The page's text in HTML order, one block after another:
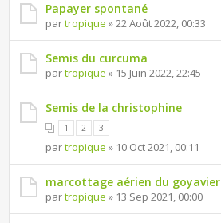
Papayer spontané
partropique » 22 Août 2022, 00:33
Semis du curcuma
partropique » 15 Juin 2022, 22:45
Semis de la christophine
1 2 3
partropique » 10 Oct 2021, 00:11
marcottage aérien du goyavier
partropique » 13 Sep 2021, 00:00